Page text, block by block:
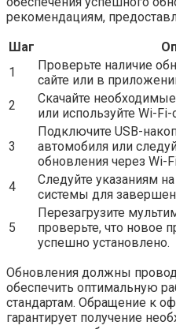
рекомендациям,
Шаг
1
Проверьте наличие
сайте или в
2
Скачайте
или используйте Wi-
3
Подключите USB-
автомобиля или
обновления через Wi-
4
Следуйте указаниям
системы для
5
Перезагрузите
проверьте, что новое
успешно установлено.
Обновления должны
обеспечить оптимальную
стандартам. Обращение к
гарантирует получение